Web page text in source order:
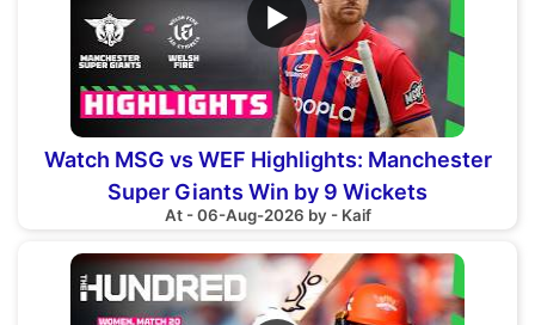
▶
Watch MSG vs WEF Highlights: Manchester
Super Giants Win by 9 Wickets
At - 06-Aug-2026 by - Kaif